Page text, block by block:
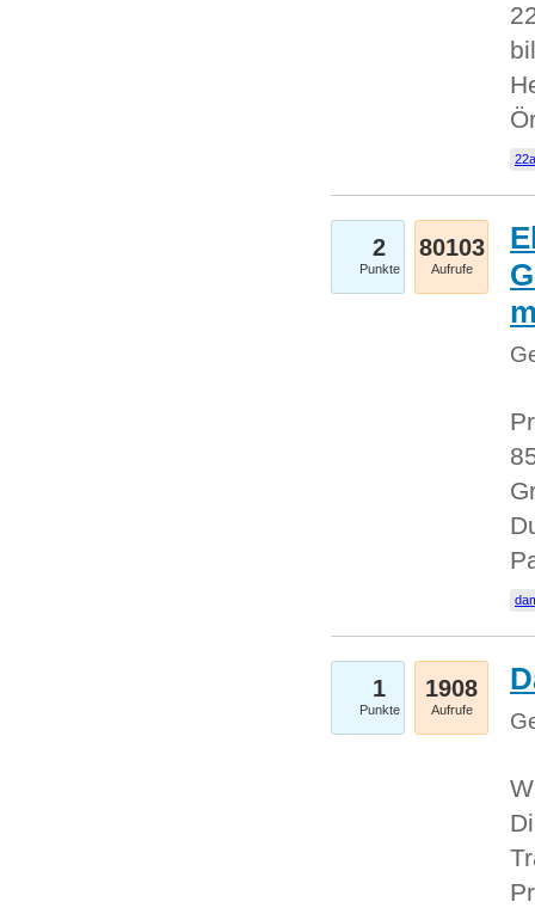
2
Punkte
80103
Aufrufe
1
Punkte
1908
Aufrufe